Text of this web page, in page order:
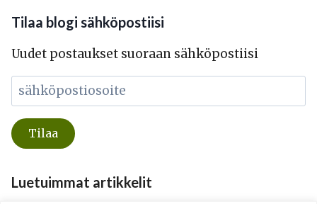
Tilaa blogi sähköpostiisi
Uudet postaukset suoraan sähköpostiisi
Luetuimmat artikkelit